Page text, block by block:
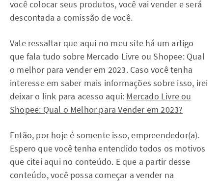
você colocar seus produtos, você vai vender e será
descontada a comissão de você.
Vale ressaltar que aqui no meu site há um artigo
que fala tudo sobre Mercado Livre ou Shopee: Qual
o melhor para vender em 2023. Caso você tenha
interesse em saber mais informações sobre isso, irei
deixar o link para acesso aqui: Mercado Livre ou
Shopee: Qual o Melhor para Vender em 2023?
Então, por hoje é somente isso, empreendedor(a).
Espero que você tenha entendido todos os motivos
que citei aqui no conteúdo. E que a partir desse
conteúdo, você possa começar a vender na